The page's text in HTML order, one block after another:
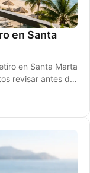
en Santa
en Santa Marta
revisar antes de